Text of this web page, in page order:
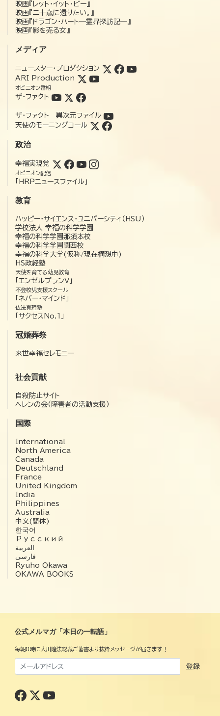
映画『レット・イット・ビー』
映画『二十歳に還りたい。』
映画『ドラゴン・ハート―霊界探訪記―』
映画『影を売る女』
メディア
ニュースター・プロダクション
ARI Production
オピニオン番組
ザ・ファクト
ザ・ファクト 異次元ファイル
天使のモーニングコール
政治
幸福実現党
オピニオン配信
「HRPニュースファイル」
教育
ハッピー・サイエンス・ユニバーシティ（HSU）
学校法人 幸福の科学学園
幸福の科学学園那須本校
幸福の科学学園関西校
幸福の科学大学(仮称/現在構想中)
HS政経塾
天使を育てる幼児教育
「エンゼルプランV」
不登校児支援スクール
「ネバー・マインド」
仏法真理塾
「サクセスNo.1」
冠婚葬祭
来世幸福セレモニー
社会貢献
自殺防止サイト
ヘレンの会（障害者の活動支援）
国際
International
North America
Canada
Deutschland
France
United Kingdom
India
Philippines
Australia
中文(簡体)
한국어
Русский
العربية‏
فارسی
Ryuho Okawa
OKAWA BOOKS
公式メルマガ「本日の一転語」
毎朝8時に大川隆法総裁ご著書より抜粋メッセージが届きます！
登録